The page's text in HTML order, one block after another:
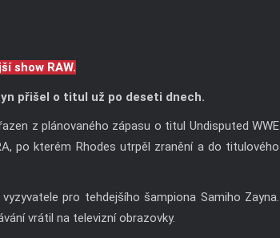
show RAW.
přišel o titul už po deseti dnech.
z plánovaného zápasu o titul Undisputed WWE
po kterém Rhodes utrpěl zranění a do titulového
pro tehdejšího šampiona Samiho Zayna.
vrátil na televizní obrazovky.